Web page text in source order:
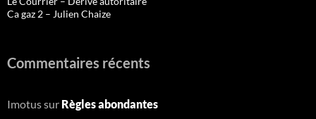
Ca gaz 2 – Julien Chaize
Commentaires récents
Imotussur Règles abondantes